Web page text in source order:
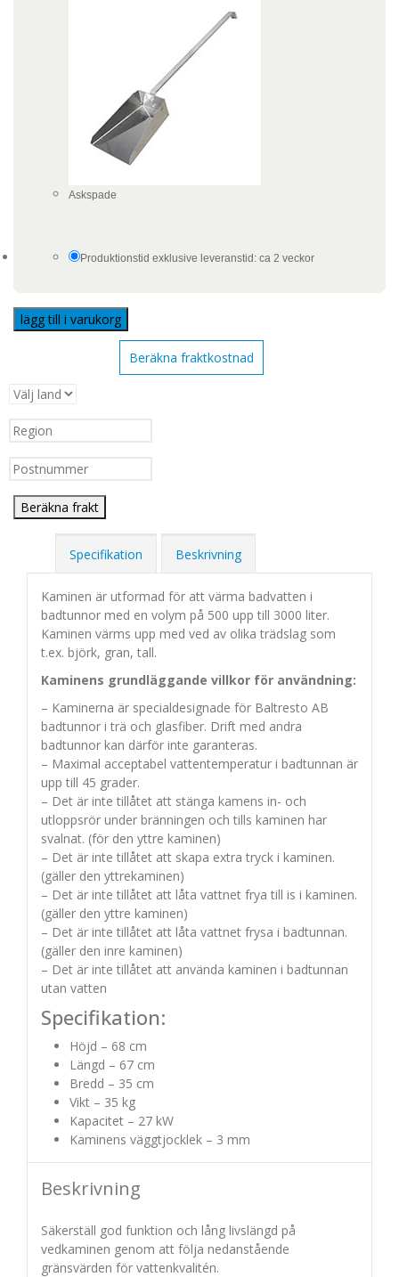
Askspade
Produktionstid exklusive leveranstid: ca 2 veckor
lägg till i varukorg
Beräkna fraktkostnad
Beräkna frakt
Specifikation Beskrivning
Kaminen är utformad för att värma badvatten i
badtunnor med en volym på 500 upp till 3000 liter.
Kaminen värms upp med ved av olika trädslag som
t.ex. björk, gran, tall.
Kaminens grundläggande villkor för användning:
– Kaminerna är specialdesignade för Baltresto AB
badtunnor i trä och glasfiber. Drift med andra
badtunnor kan därför inte garanteras.
– Maximal acceptabel vattentemperatur i badtunnan är
upp till 45 grader.
– Det är inte tillåtet att stänga kamens in- och
utloppsrör under bränningen och tills kaminen har
svalnat. (för den yttre kaminen)
– Det är inte tillåtet att skapa extra tryck i kaminen.
(gäller den yttrekaminen)
– Det är inte tillåtet att låta vattnet frya till is i kaminen.
(gäller den yttre kaminen)
– Det är inte tillåtet att låta vattnet frysa i badtunnan.
(gäller den inre kaminen)
– Det är inte tillåtet att använda kaminen i badtunnan
utan vatten
Specifikation:
Höjd – 68 cm
Längd – 67 cm
Bredd – 35 cm
Vikt – 35 kg
Kapacitet – 27 kW
Kaminens väggtjocklek – 3 mm
Beskrivning
Säkerställ god funktion och lång livslängd på
vedkaminen genom att följa nedanstående
gränsvärden för vattenkvalitén.